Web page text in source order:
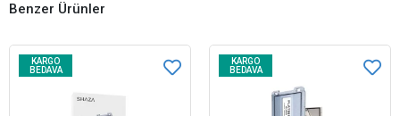
Benzer Ürünler
KARGO
BEDAVA
KARGO
BEDAVA